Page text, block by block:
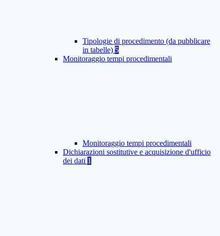
Tipologie di procedimento (da pubblicare
in tabelle) 5
Monitoraggio tempi procedimentali
Monitoraggio tempi procedimentali
Dichiarazioni sostitutive e acquisizione d'ufficio
dei dati 1